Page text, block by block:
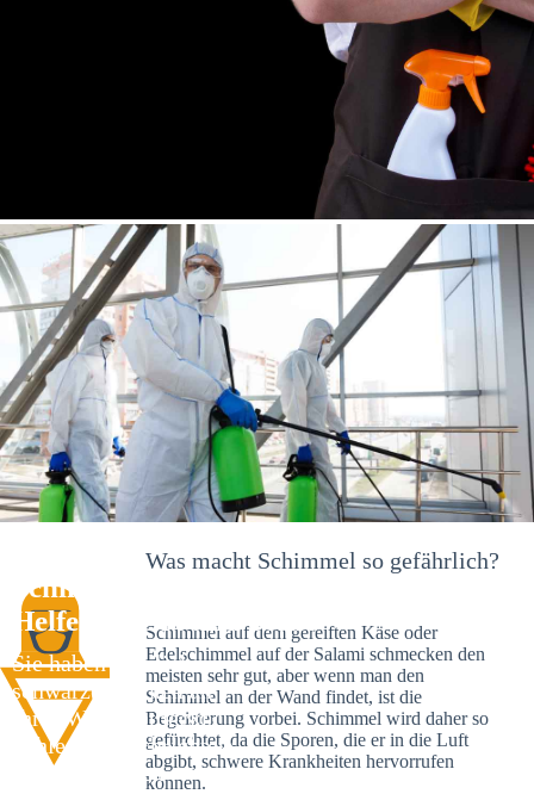
Schimmelexperte in Edelsfeld – Ihr
Helfer an Ort und Stelle
Sie haben kürzlich
schwarze Flecken an
Ihrer Wand entdeckt?
Schlechte Nachrichten:
Sie haben einen
Was macht Schimmel so gefährlich?
Schimmel auf dem gereiften Käse oder
Edelschimmel auf der Salami schmecken den
meisten sehr gut, aber wenn man den
Schimmel an der Wand findet, ist die
Begeisterung vorbei. Schimmel wird daher so
gefürchtet, da die Sporen, die er in die Luft
abgibt, schwere Krankheiten hervorrufen
können.